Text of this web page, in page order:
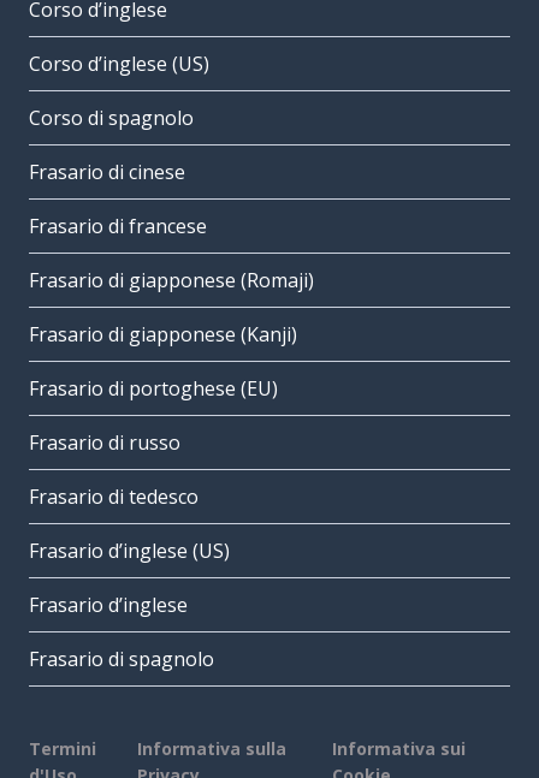
Corso d’inglese
Corso d’inglese (US)
Corso di spagnolo
Frasario di cinese
Frasario di francese
Frasario di giapponese (Romaji)
Frasario di giapponese (Kanji)
Frasario di portoghese (EU)
Frasario di russo
Frasario di tedesco
Frasario d’inglese (US)
Frasario d’inglese
Frasario di spagnolo
Termini
Informativa sulla
Informativa sui